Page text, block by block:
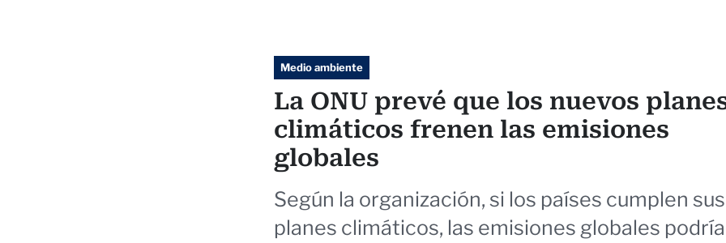
Medio ambiente
La ONU prevé que los nuevos
climáticos frenen las emisiones
globales
Según la organización, si los países cumplen sus
planes climáticos, las emisiones globales